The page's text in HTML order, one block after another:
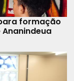
formação